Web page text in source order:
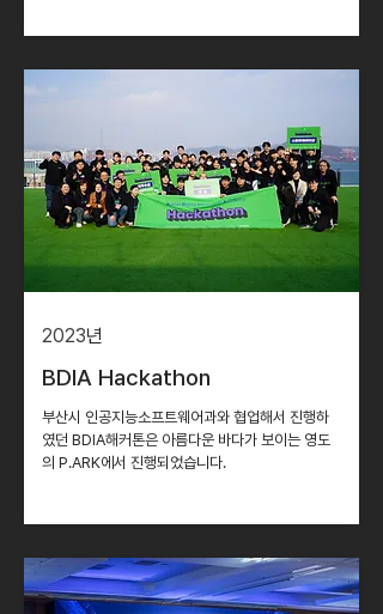
2023년
BDIA Hackathon
부산시 인공지능소프트웨어과와 협업해서 진행하
였던 BDIA해커톤은 아름다운 바다가 보이는 영도
의 P.ARK에서 진행되었습니다.